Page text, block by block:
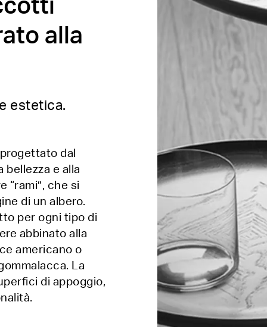
alla
estetica.
dal
bellezza e alla
“rami”, che si
di un albero.
per ogni tipo di
abbinato alla
americano o
La
di appoggio,